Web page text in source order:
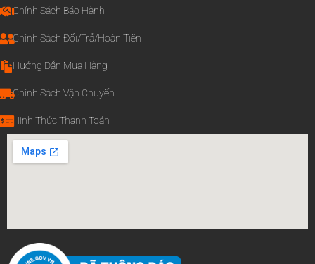
Chính Sách Bảo Hành
Chính Sách Đổi/Trả/Hoàn Tiền
Hướng Dẫn Mua Hàng
Chính Sách Vận Chuyển
Hình Thức Thanh Toán